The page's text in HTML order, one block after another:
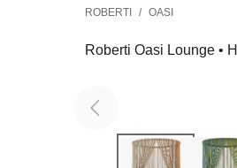
ROBERTI / OASI
Roberti Oasi Lounge •